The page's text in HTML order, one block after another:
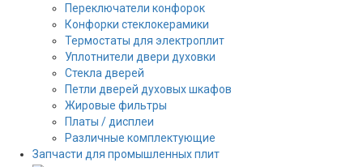
Переключатели конфорок
Конфорки стеклокерамики
Термостаты для электроплит
Уплотнители двери духовки
Стекла дверей
Петли дверей духовых шкафов
Жировые фильтры
Платы / дисплеи
Различные комплектующие
Запчасти для промышленных плит